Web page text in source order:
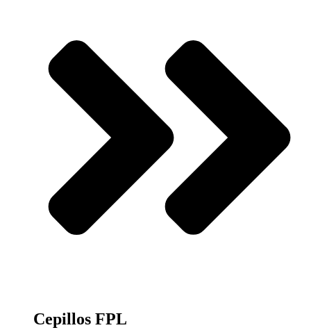
Cepillos FPL